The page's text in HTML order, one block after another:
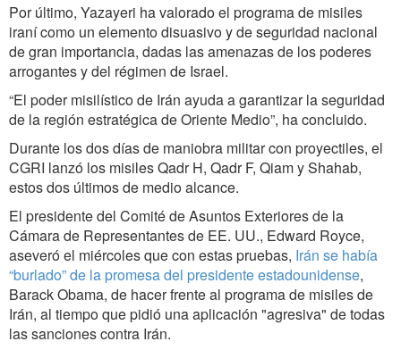
Por último, Yazayeri ha valorado el programa de misiles
iraní como un elemento disuasivo y de seguridad nacional
de gran importancia, dadas las amenazas de los poderes
arrogantes y del régimen de Israel.
“El poder misilístico de Irán ayuda a garantizar la seguridad
de la región estratégica de Oriente Medio”, ha concluido.
Durante los dos días de maniobra militar con proyectiles, el
CGRI lanzó los misiles Qadr H, Qadr F, Qiam y Shahab,
estos dos últimos de medio alcance.
El presidente del Comité de Asuntos Exteriores de la
Cámara de Representantes de EE. UU., Edward Royce,
aseveró el miércoles que con estas pruebas, Irán se había
“burlado” de la promesa del presidente estadounidense,
Barack Obama, de hacer frente al programa de misiles de
Irán, al tiempo que pidió una aplicación "agresiva" de todas
las sanciones contra Irán.